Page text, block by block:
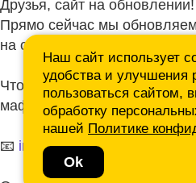
Наш сайт использует
удобства и улучшения
пользоваться сайтом,
обработку
нашей Политике
Ok
Друзья, сайт на обновлении!
Прямо сейчас мы
на сайте.
Чтобы не ждать,
маф нам на почту.
📧 info@mafmasterfibre.ru